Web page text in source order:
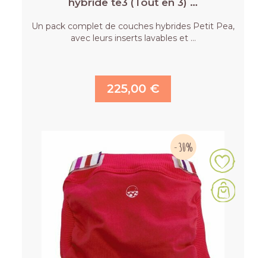
Un pack complet de couches hybrides Petit Pea,
avec leurs inserts lavables et …
225,00 €
-30%